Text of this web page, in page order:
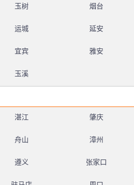
玉树 烟台
运城 延安
宜宾 雅安
玉溪
湛江 肇庆
舟山 漳州
遵义 张家口